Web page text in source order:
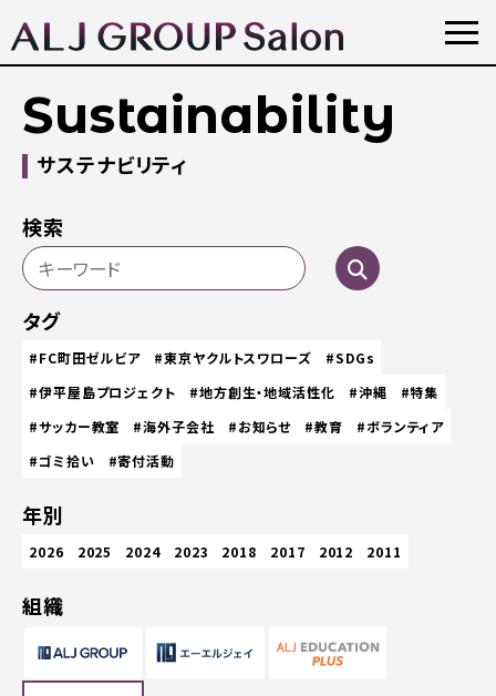
Sustainability
サステナビリティ
検索
タグ
#FC町田ゼルビア #東京ヤクルトスワローズ
#SDGs
#伊平屋島プロジェクト
#地方創生・地域活性化 #沖縄
#特集
#サッカー教室
#海外子会社 #お知らせ #教育
#ボランティア
#ゴミ拾い
#寄付活動
年別
2026 2025 2024 2023 2018 2017 2012 2011
組織